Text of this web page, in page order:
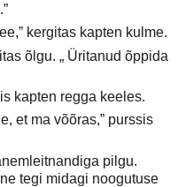
kergitas kapten kulme.
õlgu. „ Üritanud õppida
kapten regga keeles.
et ma võõras,” purssis
pilgu.
tegi midagi noogutuse